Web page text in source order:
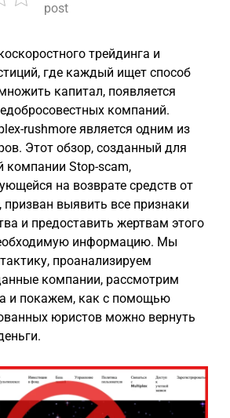
post
трейдинга и
где каждый ищет способ
капитал, появляется
компаний.
rushmore является одним из
Этот обзор, созданный для
компании Stop-scam,
на возврате средств от
выявить все признаки
и предоставить жертвам этого
информацию. Мы
проанализируем
компании, рассмотрим
и покажем, как с помощью
юристов можно вернуть